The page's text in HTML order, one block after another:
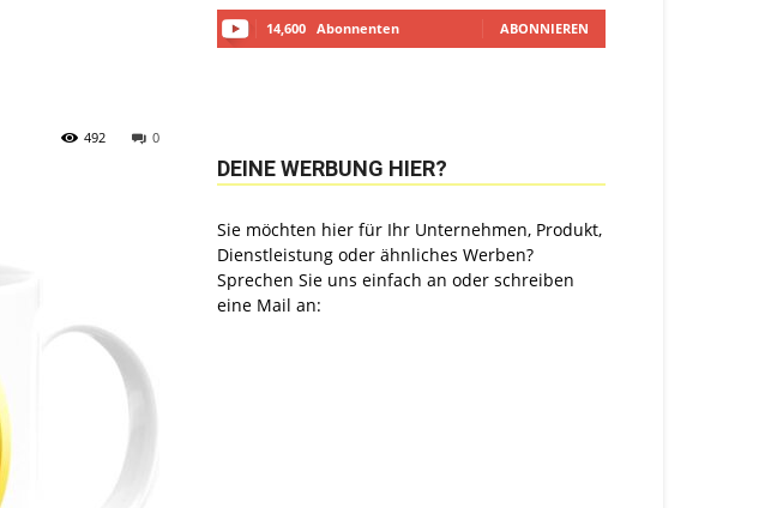
0
492
14,600 Abonnenten ABONNIEREN
DEINE WERBUNG HIER?
Sie möchten hier für Ihr Unternehmen, Produkt,
Dienstleistung oder ähnliches Werben?
Sprechen Sie uns einfach an oder schreiben
eine Mail an: